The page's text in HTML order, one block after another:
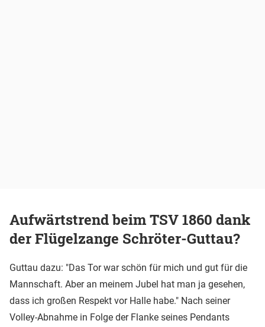
Aufwärtstrend beim TSV 1860 dank
der Flügelzange Schröter-Guttau?
Guttau dazu: "Das Tor war schön für mich und gut für die
Mannschaft. Aber an meinem Jubel hat man ja gesehen,
dass ich großen Respekt vor Halle habe." Nach seiner
Volley-Abnahme in Folge der Flanke seines Pendants